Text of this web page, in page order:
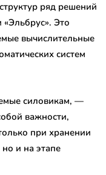
ряд решений
Это
вычислительные
систем
силовикам, —
важности,
при хранении
и на этапе